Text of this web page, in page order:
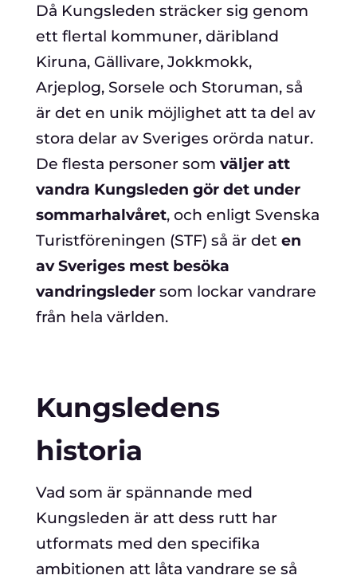
Då Kungsleden sträcker sig genom
ett flertal kommuner, däribland
Kiruna, Gällivare, Jokkmokk,
Arjeplog, Sorsele och Storuman, så
är det en unik möjlighet att ta del av
stora delar av Sveriges orörda natur.
De flesta personer som väljer att
vandra Kungsleden gör det under
sommarhalvåret, och enligt Svenska
Turistföreningen (STF) så är det en
av Sveriges mest besöka
vandringsledersom lockar vandrare
från hela världen.
Kungsledens
historia
Vad som är spännande med
Kungsleden är att dess rutt har
utformats med den specifika
ambitionen att låta vandrare se så